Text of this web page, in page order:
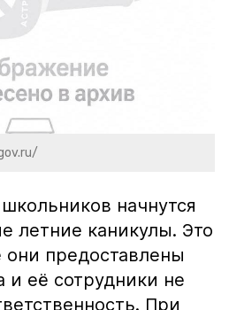
начнутся
летние каникулы. Это
они предоставлены
и её сотрудники не
При